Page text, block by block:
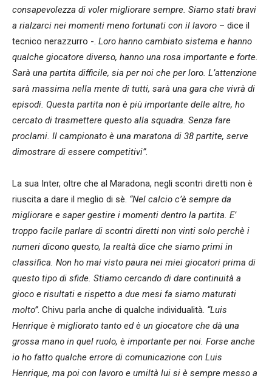
consapevolezza di voler migliorare sempre. Siamo stati bravi
a rialzarci nei momenti meno fortunati con il lavoro – dice il
tecnico nerazzurro -. Loro hanno cambiato sistema e hanno
qualche giocatore diverso, hanno una rosa importante e forte.
Sarà una partita difficile, sia per noi che per loro. L’attenzione
sarà massima nella mente di tutti, sarà una gara che vivrà di
episodi. Questa partita non è più importante delle altre, ho
cercato di trasmettere questo alla squadra. Senza fare
proclami. Il campionato è una maratona di 38 partite, serve
dimostrare di essere competitivi”.
La sua Inter, oltre che al Maradona, negli scontri diretti non è
riuscita a dare il meglio di sè. “Nel calcio c’è sempre da
migliorare e saper gestire i momenti dentro la partita. E’
troppo facile parlare di scontri diretti non vinti solo perchè i
numeri dicono questo, la realtà dice che siamo primi in
classifica. Non ho mai visto paura nei miei giocatori prima di
questo tipo di sfide. Stiamo cercando di dare continuità a
gioco e risultati e rispetto a due mesi fa siamo maturati
molto”. Chivu parla anche di qualche individualità. “Luis
Henrique è migliorato tanto ed è un giocatore che dà una
grossa mano in quel ruolo, è importante per noi. Forse anche
io ho fatto qualche errore di comunicazione con Luis
Henrique, ma poi con lavoro e umiltà lui si è sempre messo a